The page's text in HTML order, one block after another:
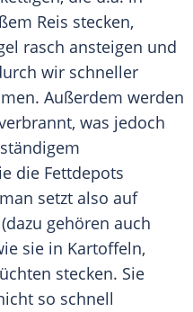
Reis stecken,
rasch ansteigen und
wir schneller
Außerdem werden
was jedoch
die Fettdepots
setzt also auf
gehören auch
sie in Kartoffeln,
stecken. Sie
so schnell